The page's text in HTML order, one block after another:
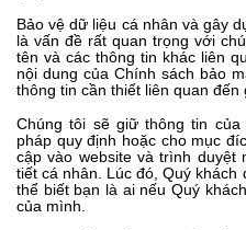
Bảo vệ dữ liệu cá nhân và gây
là vấn đề rất quan trọng với
tên và các thông tin khác liên
nội dung của Chính sách bảo
thông tin cần thiết liên quan đến
Chúng tôi sẽ giữ thông tin
pháp quy định hoặc cho mục
cập vào website và trình duyệt
tiết cá nhân. Lúc đó, Quý khách
thể biết bạn là ai nếu Quý
của mình.